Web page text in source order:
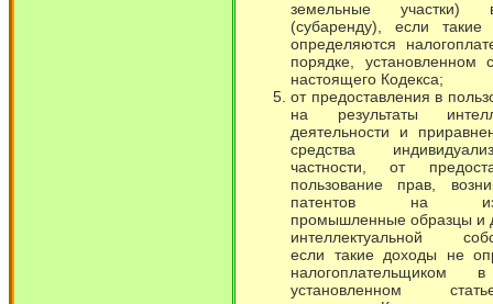
земельные участки)
(субаренду), если
определяются
порядке, установленном
настоящего Кодекса;
от предоставления в
на результаты
деятельности и
средства
частности, от
пользование прав,
патентов на
промышленные образцы и
интеллектуальной
если такие доходы не
налогоплательщиком
установленном